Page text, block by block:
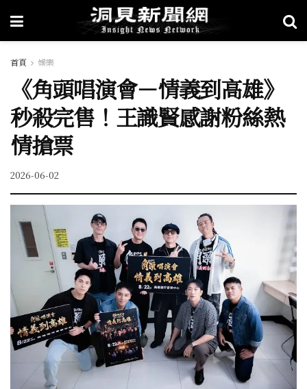
首頁 娛樂
《角頭唱演會－情義到高雄》
秒殺完售！王識賢感謝粉絲熱
情搶票
2026-06-02